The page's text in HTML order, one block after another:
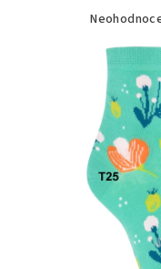
Průměrné
produktu
0,0
hvězdiček.